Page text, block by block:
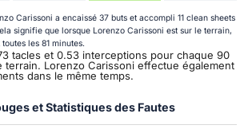
Carissoni a encaissé 37 buts et accompli 11 clean sheets
signifie que lorsque Lorenzo Carissoni est sur le terrain,
les 81 minutes.
tacles et 0.53 interceptions pour chaque 90
terrain. Lorenzo Carissoni effectue également
dans le même temps.
et Statistiques des Fautes